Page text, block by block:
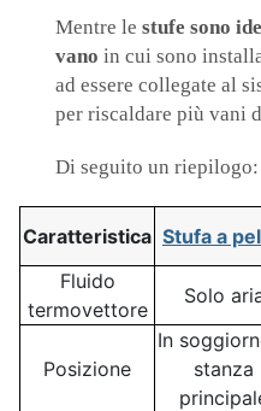
Mentre le stufe sono
vano in cui sono
ad essere collegate al
per riscaldare più vani
Di seguito un riepilogo:
Caratteristica Stufa a
Fluido
termovettore
Solo
Posizione
In
stanza